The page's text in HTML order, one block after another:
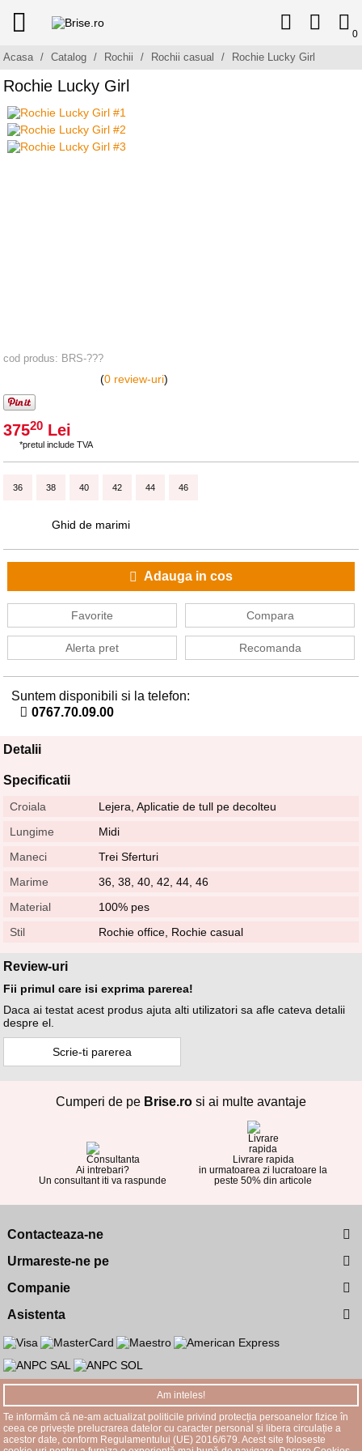
0
Acasa / Catalog / Rochii / Rochii casual / Rochie Lucky Girl
Rochie Lucky Girl
cod produs: BRS-???
(0 review-uri)
37520 Lei
*pretul include TVA
36 38 40 42 44 46
Ghid de marimi
Adauga in cos
Favorite Compara
Alerta pret Recomanda
Suntem disponibili si la telefon:
0767.70.09.00
Detalii
Specificatii
Croiala
Lejera, Aplicatie de tull pe decolteu
Lungime
Midi
Maneci
Trei Sferturi
Marime
36, 38, 40, 42, 44, 46
Material
100% pes
Stil
Rochie office, Rochie casual
Review-uri
Fii primul care isi exprima parerea!
Daca ai testat acest produs ajuta alti utilizatori sa afle cateva detalii
despre el.
Scrie-ti parerea
Cumperi de pe Brise.ro si ai multe avantaje
Ai intrebari?
Un consultant iti va raspunde
Livrare rapida
in urmatoarea zi lucratoare la
peste 50% din articole
Contacteaza-ne
Urmareste-ne pe
Companie
Asistenta
Brise.ro . Toate drepturile rezervate.
Am inteles!
Te informăm că ne-am actualizat politicile privind protecția persoanelor fizice în
ceea ce privește prelucrarea datelor cu caracter personal și libera circulație a
acestor date, conform Regulamentului (UE) 2016/679. Acest site foloseste